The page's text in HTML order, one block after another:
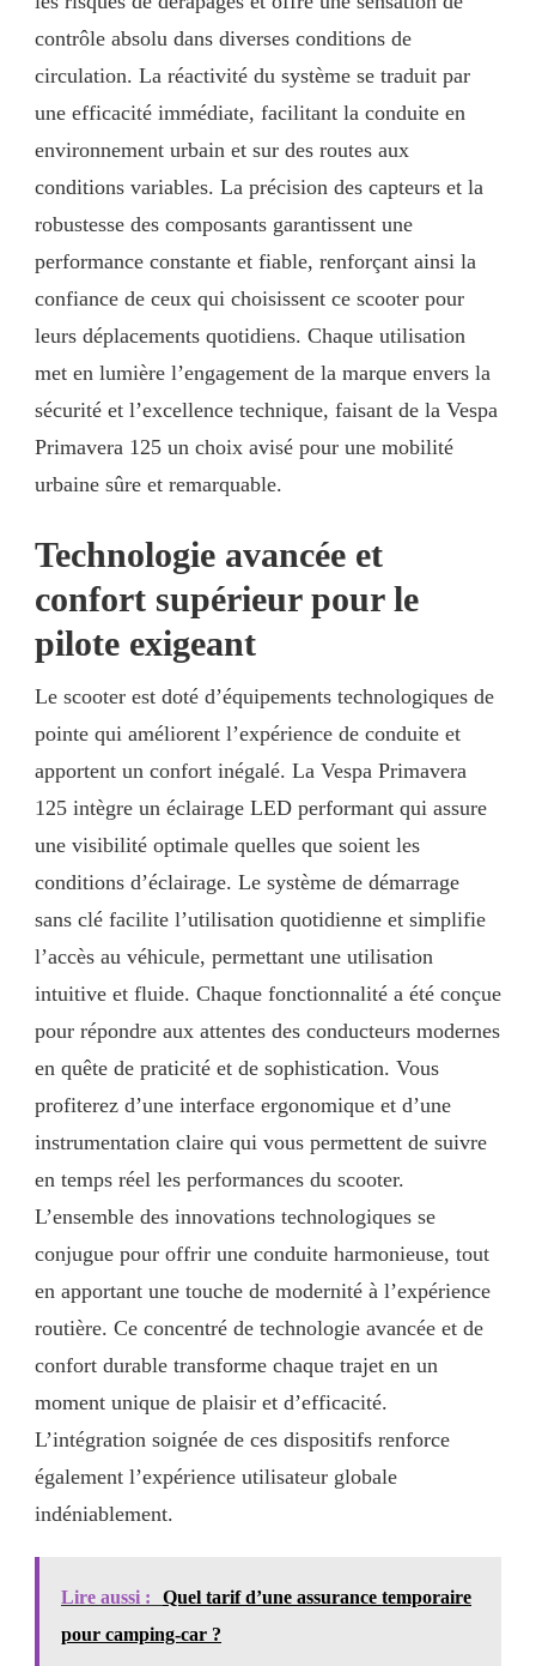
contrôle absolu dans diverses conditions de
circulation. La réactivité du système se traduit par
une efficacité immédiate, facilitant la conduite en
environnement urbain et sur des routes aux
conditions variables. La précision des capteurs et la
robustesse des composants garantissent une
performance constante et fiable, renforçant ainsi la
confiance de ceux qui choisissent ce scooter pour
leurs déplacements quotidiens. Chaque utilisation
met en lumière l’engagement de la marque envers la
sécurité et l’excellence technique, faisant de la Vespa
Primavera 125 un choix avisé pour une mobilité
urbaine sûre et remarquable.
Technologie avancée et
confort supérieur pour le
pilote exigeant
Le scooter est doté d’équipements technologiques de
pointe qui améliorent l’expérience de conduite et
apportent un confort inégalé. La Vespa Primavera
125 intègre un éclairage LED performant qui assure
une visibilité optimale quelles que soient les
conditions d’éclairage. Le système de démarrage
sans clé facilite l’utilisation quotidienne et simplifie
l’accès au véhicule, permettant une utilisation
intuitive et fluide. Chaque fonctionnalité a été conçue
pour répondre aux attentes des conducteurs modernes
en quête de praticité et de sophistication. Vous
profiterez d’une interface ergonomique et d’une
instrumentation claire qui vous permettent de suivre
en temps réel les performances du scooter.
L’ensemble des innovations technologiques se
conjugue pour offrir une conduite harmonieuse, tout
en apportant une touche de modernité à l’expérience
routière. Ce concentré de technologie avancée et de
confort durable transforme chaque trajet en un
moment unique de plaisir et d’efficacité.
L’intégration soignée de ces dispositifs renforce
également l’expérience utilisateur globale
indéniablement.
Lire aussi :
Quel tarif d’une assurance temporaire
pour camping-car ?